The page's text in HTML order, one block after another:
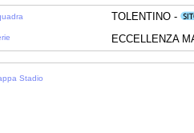
TOLENTINO -
ECCELLENZA
Stadio